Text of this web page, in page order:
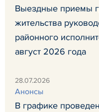
Выездные приемы
жительства
районного
август 2026 года
28.07.2026
Анонсы
В графике